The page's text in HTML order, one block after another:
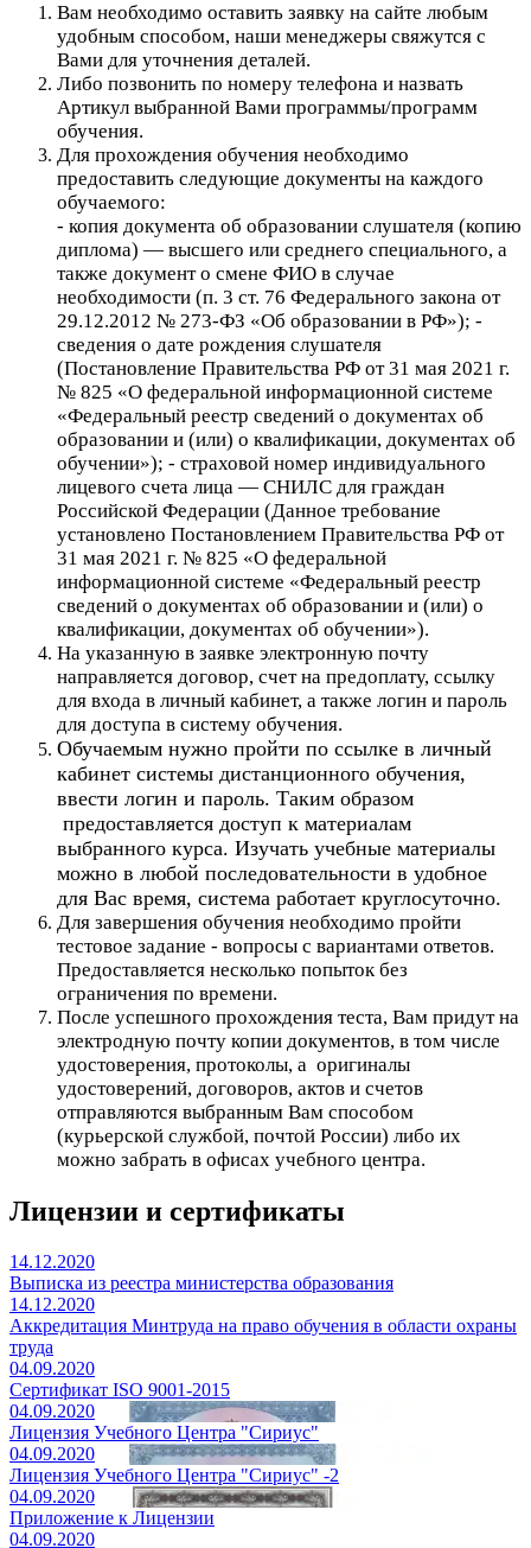
Вам необходимо оставить заявку на сайте любым
удобным способом, наши менеджеры свяжутся с
Вами для уточнения деталей.
Либо позвонить по номеру телефона и назвать
Артикул выбранной Вами программы/программ
обучения.
Для прохождения обучения необходимо
предоставить следующие документы на каждого
обучаемого:
- копия документа об образовании слушателя (копию
диплома) — высшего или среднего специального, а
также документ о смене ФИО в случае
необходимости (п. 3 ст. 76 Федерального закона от
29.12.2012 № 273-ФЗ «Об образовании в РФ»); -
сведения о дате рождения слушателя
(Постановление Правительства РФ от 31 мая 2021 г.
№ 825 «О федеральной информационной системе
«Федеральный реестр сведений о документах об
образовании и (или) о квалификации, документах об
обучении»); - страховой номер индивидуального
лицевого счета лица — СНИЛС для граждан
Российской Федерации (Данное требование
установлено Постановлением Правительства РФ от
31 мая 2021 г. № 825 «О федеральной
информационной системе «Федеральный реестр
сведений о документах об образовании и (или) о
квалификации, документах об обучении»).
На указанную в заявке электронную почту
направляется договор, счет на предоплату, ссылку
для входа в личный кабинет, а также логин и пароль
для доступа в систему обучения.
Обучаемым нужно пройти по ссылке в личный
кабинет системы дистанционного обучения,
ввести логин и пароль. Таким образом
предоставляется доступ к материалам
выбранного курса. Изучать учебные материалы
можно в любой последовательности в удобное
для Вас время, система работает круглосуточно.
Для завершения обучения необходимо пройти
тестовое задание - вопросы с вариантами ответов.
Предоставляется несколько попыток без
ограничения по времени.
После успешного прохождения теста, Вам придут на
электродную почту копии документов, в том числе
удостоверения, протоколы, а оригиналы
удостоверений, договоров, актов и счетов
отправляются выбранным Вам способом
(курьерской службой, почтой России) либо их
можно забрать в офисах учебного центра.
Лицензии и сертификаты
14.12.2020
Выписка из реестра министерства образования
14.12.2020
Аккредитация Минтруда на право обучения в области охраны
труда
04.09.2020
Сертификат ISO 9001-2015
04.09.2020
Лицензия Учебного Центра "Сириус"
04.09.2020
Лицензия Учебного Центра "Сириус" -2
04.09.2020
Приложение к Лицензии
04.09.2020